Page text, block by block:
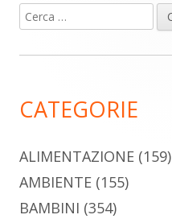
Barra
laterale
Ricerca
per:
CATEGORIE
ALIMENTAZIONE (159)
AMBIENTE (155)
BAMBINI (354)